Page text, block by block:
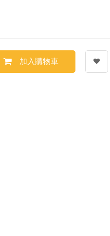
加入購物車